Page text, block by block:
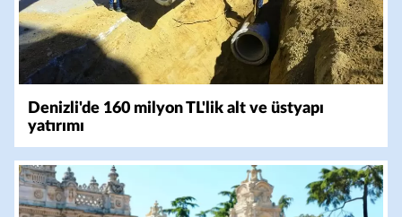
Denizli'de 160 milyon TL'lik alt ve üstyapı
yatırımı